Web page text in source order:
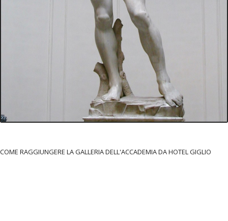
COME RAGGIUNGERE LA GALLERIA DELL'ACCADEMIA DA HOTEL GIGLIO